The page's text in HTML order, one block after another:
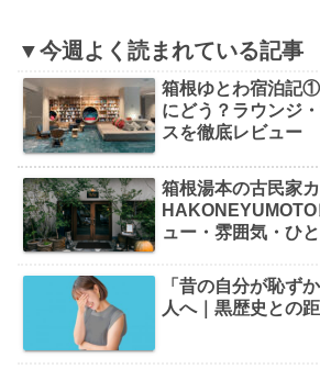
▼今週よく読まれている記事
箱根ゆとわ宿泊記
にどう？ラウンジ
スを徹底レビュー
箱根湯本の古民家
ュー・雰囲気・ひ
「昔の自分が恥ず
人へ｜黒歴史との